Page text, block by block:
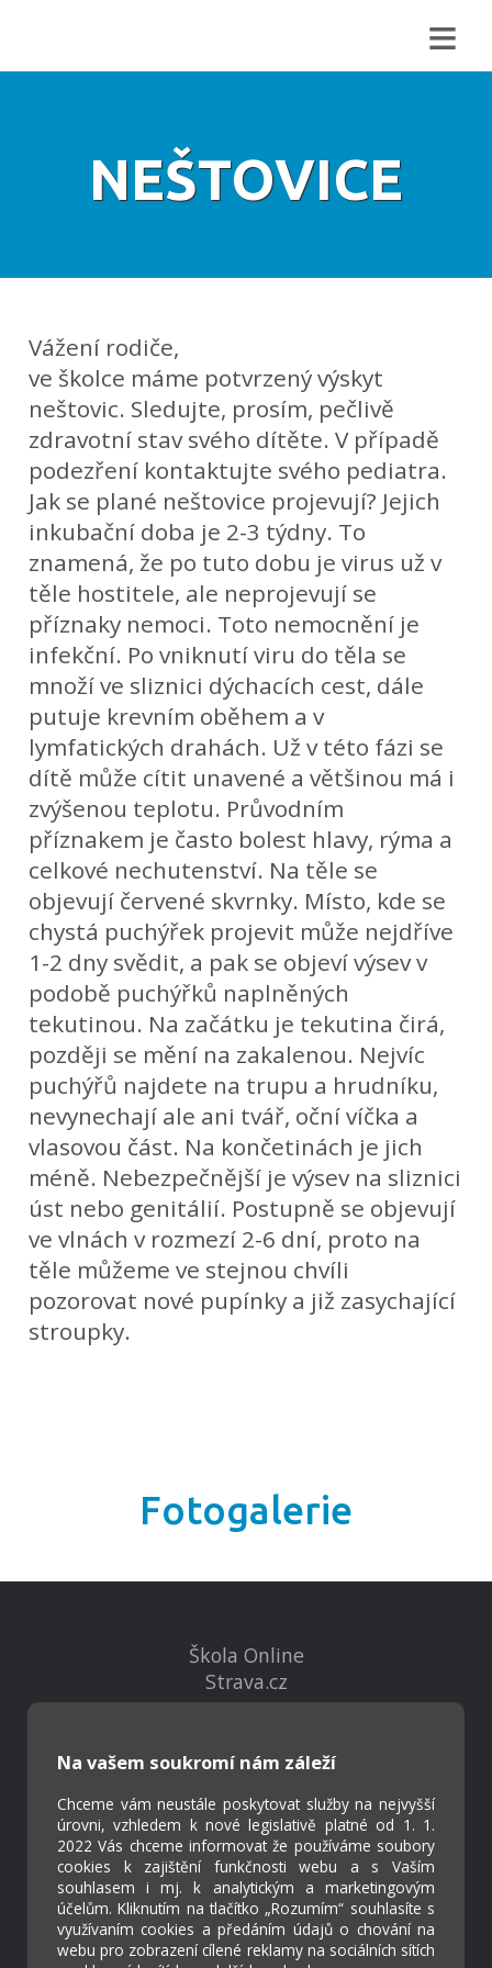
≡
NEŠTOVICE
Vážení rodiče,
ve školce máme potvrzený výskyt
neštovic. Sledujte, prosím, pečlivě
zdravotní stav svého dítěte. V případě
podezření kontaktujte svého pediatra.
Jak se plané neštovice projevují? Jejich
inkubační doba je 2-3 týdny. To
znamená, že po tuto dobu je virus už v
těle hostitele, ale neprojevují se
příznaky nemoci. Toto nemocnění je
infekční. Po vniknutí viru do těla se
množí ve sliznici dýchacích cest, dále
putuje krevním oběhem a v
lymfatických drahách. Už v této fázi se
dítě může cítit unavené a většinou má i
zvýšenou teplotu. Průvodním
příznakem je často bolest hlavy, rýma a
celkové nechutenství. Na těle se
objevují červené skvrnky. Místo, kde se
chystá puchýřek projevit může nejdříve
1-2 dny svědit, a pak se objeví výsev v
podobě puchýřků naplněných
tekutinou. Na začátku je tekutina čirá,
později se mění na zakalenou. Nejvíc
puchýřů najdete na trupu a hrudníku,
nevynechají ale ani tvář, oční víčka a
vlasovou část. Na končetinách je jich
méně. Nebezpečnější je výsev na sliznici
úst nebo genitálií. Postupně se objevují
ve vlnách v rozmezí 2-6 dní, proto na
těle můžeme ve stejnou chvíli
pozorovat nové pupínky a již zasychající
stroupky.
Fotogalerie
Na vašem soukromí nám záleží
Chceme vám neustále poskytovat služby na nejvyšší
úrovni, vzhledem k nové legislativě platné od 1. 1.
2022 Vás chceme informovat že používáme soubory
cookies k zajištění funkčnosti webu a s Vaším
souhlasem i mj. k analytickým a marketingovým
účelům. Kliknutím na tlačítko „Rozumím“ souhlasíte s
využívaním cookies a předáním údajů o chování na
webu pro zobrazení cílené reklamy na sociálních sítích
Škola Online
Strava.cz
Kontakty
Virtuální prohlídka
Cookies
Přístupnost
Přihlášení